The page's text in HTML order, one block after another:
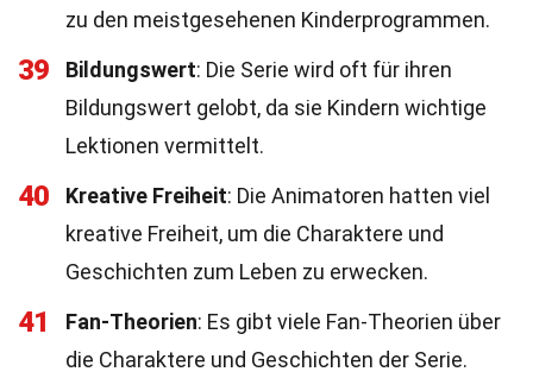
zu den meistgesehenen Kinderprogrammen.
39 Bildungswert: Die Serie wird oft für ihren
Bildungswert gelobt, da sie Kindern wichtige
Lektionen vermittelt.
40 Kreative Freiheit: Die Animatoren hatten viel
kreative Freiheit, um die Charaktere und
Geschichten zum Leben zu erwecken.
41 Fan-Theorien: Es gibt viele Fan-Theorien über
die Charaktere und Geschichten der Serie.